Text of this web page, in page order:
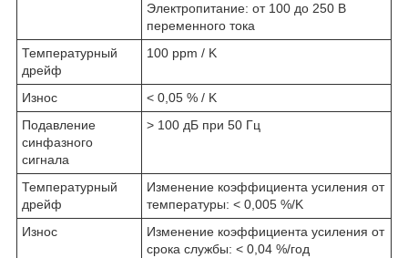
Электропитание: от 100 до 250 В
переменного тока
Температурный
дрейф
100 ppm / K
Износ
< 0,05 % / K
Подавление
синфазного
сигнала
> 100 дБ при 50 Гц
Температурный
дрейф
Изменение коэффициента усиления от
температуры: < 0,005 %/K
Износ
Изменение коэффициента усиления от
срока службы: < 0,04 %/год